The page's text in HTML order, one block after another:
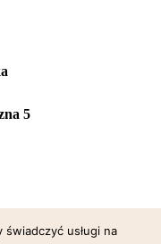
5
usługi na